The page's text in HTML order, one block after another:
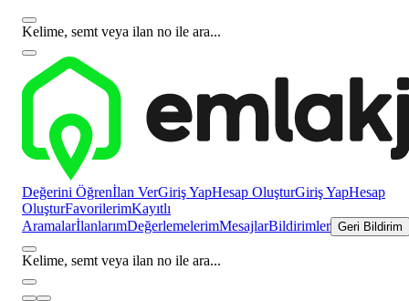
Kelime, semt veya ilan no ile ara...
Değerini Öğrenİlan VerGiriş YapHesap OluşturGiriş YapHesap
OluşturFavorilerimKayıtlı
AramalarİlanlarımDeğerlemelerimMesajlarBildirimler Geri Bildirim
Kelime, semt veya ilan no ile ara...